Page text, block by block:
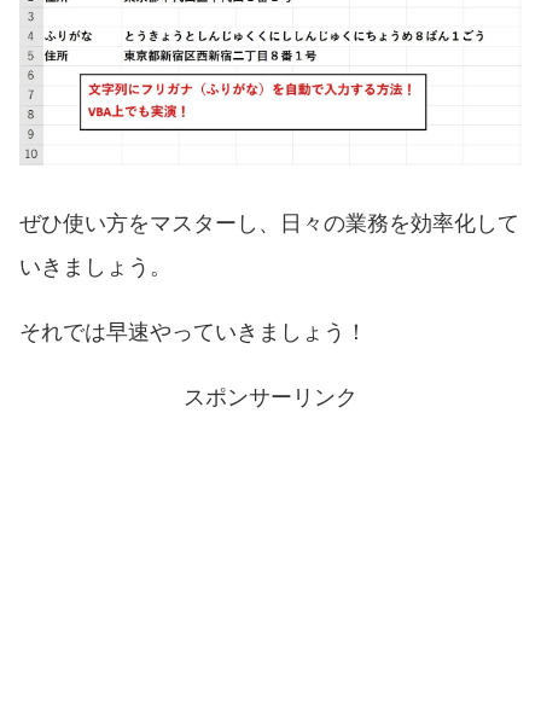
ぜひ使い方をマスターし、日々の業務を効率化して
いきましょう。
それでは早速やっていきましょう！
スポンサーリンク